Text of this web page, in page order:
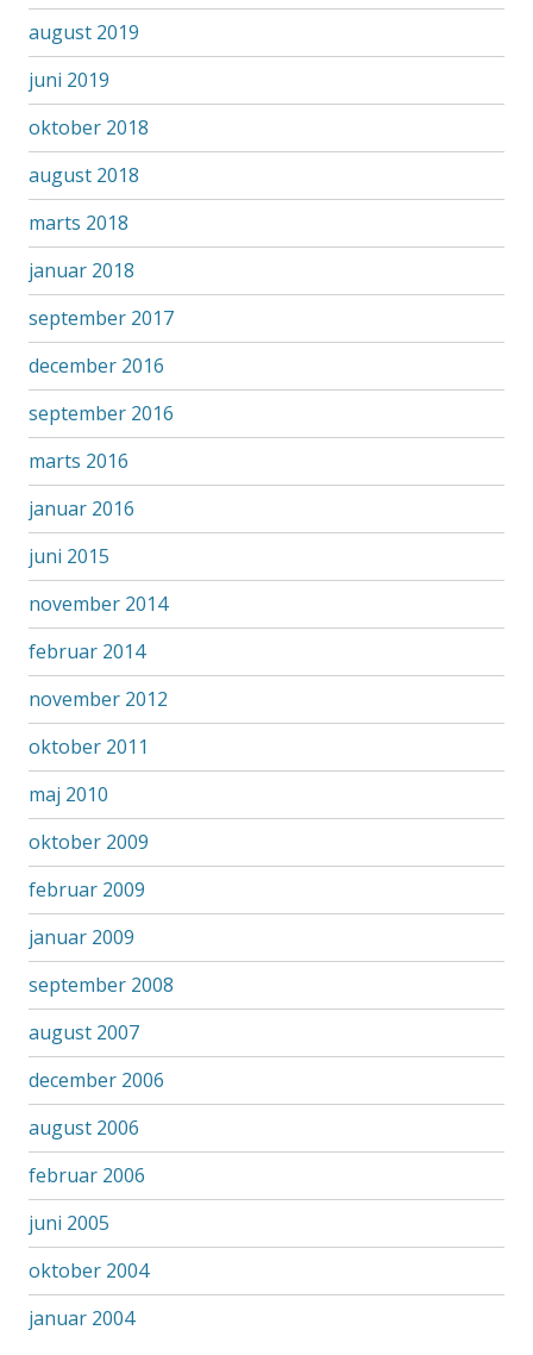
august 2019
juni 2019
oktober 2018
august 2018
marts 2018
januar 2018
september 2017
december 2016
september 2016
marts 2016
januar 2016
juni 2015
november 2014
februar 2014
november 2012
oktober 2011
maj 2010
oktober 2009
februar 2009
januar 2009
september 2008
august 2007
december 2006
august 2006
februar 2006
juni 2005
oktober 2004
januar 2004